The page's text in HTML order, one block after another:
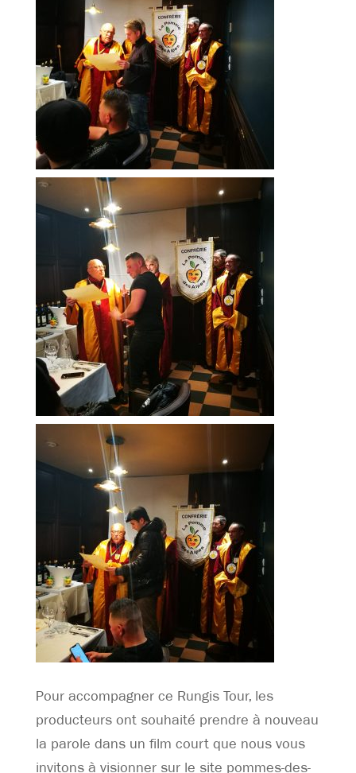
Pour accompagner ce Rungis Tour, les
producteurs ont souhaité prendre à nouveau
la parole dans un film court que nous vous
invitons à visionner sur le site pommes-des-